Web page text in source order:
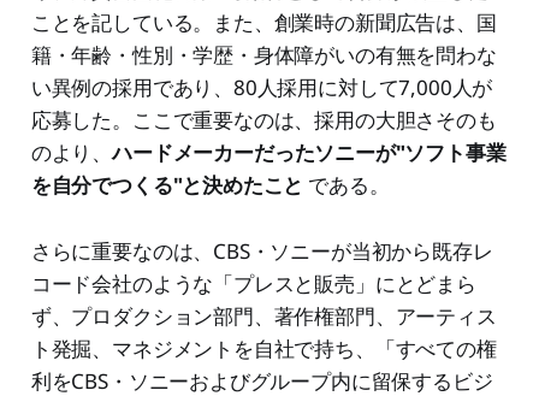
ことを記している。また、創業時の新聞広告は、国
籍・年齢・性別・学歴・身体障がいの有無を問わな
い異例の採用であり、80人採用に対して7,000人が
応募した。ここで重要なのは、採用の大胆さそのも
のより、ハードメーカーだったソニーが"ソフト事業
を自分でつくる"と決めたこと である。
さらに重要なのは、CBS・ソニーが当初から既存レ
コード会社のような「プレスと販売」にとどまら
ず、プロダクション部門、著作権部門、アーティス
ト発掘、マネジメントを自社で持ち、「すべての権
利をCBS・ソニーおよびグループ内に留保するビジ